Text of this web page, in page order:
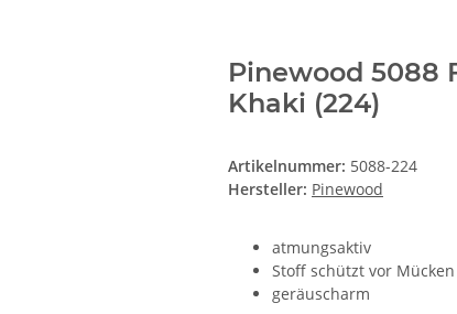
Pinewood 5088
Khaki (224)
Artikelnummer: 5088-224
Hersteller: Pinewood
atmungsaktiv
Stoff schützt vor Mücken
geräuscharm